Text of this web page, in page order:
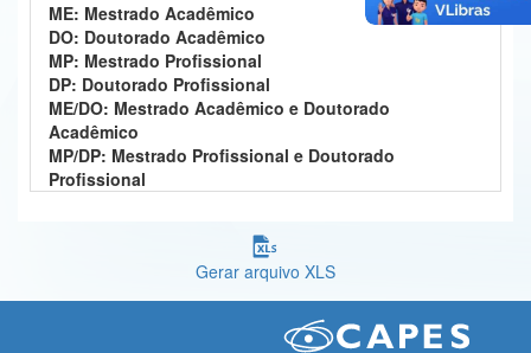
Controladoria-Geral da União
Ministério da Mulher, da Família e dos Direitos Humanos
Secretaria-Geral
Secretaria de Governo
ME: Mestrado Acadêmico
DO: Doutorado Acadêmico
MP: Mestrado Profissional
DP: Doutorado Profissional
ME/DO: Mestrado Acadêmico e Doutorado
Acadêmico
MP/DP: Mestrado Profissional e Doutorado
Profissional
Gerar arquivo XLS